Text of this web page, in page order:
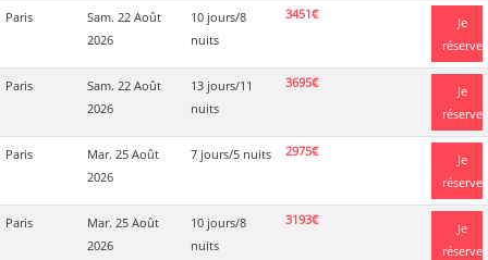
Paris
Sam. 22 Août
2026
10 jours/8
nuits
3451€
Je
réserve
Paris
Sam. 22 Août
2026
13 jours/11
nuits
3695€
Je
réserve
Paris
Mar. 25 Août
2026
7 jours/5 nuits 2975€
Je
réserve
Paris
Mar. 25 Août
2026
10 jours/8
nuits
3193€
Je
réserve